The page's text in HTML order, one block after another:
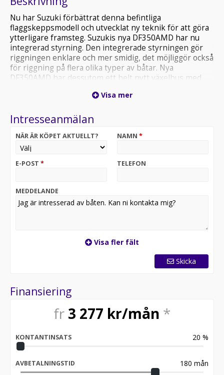
Nu har Suzuki förbättrat denna befintliga
flaggskeppsmodell och utvecklat ny teknik för att göra
ytterligare framsteg. Suzukis nya DF350AMD har nu
integrerad styrning. Den integrerade styrningen gör
riggningen enklare och mer smidig, det möjliggör också
för riggning på flera olika typer av båtar. Nya
DF350AMD har dessutom ett helt nytt växelhus med
KOMPRESSIONSFÖRHÅLLANDE 12,0:1 DIREKT
VENTILATIONSGALLER DUBBLA
PROPELLER DUBBLA VATTENINTAG STÖRRE OMVÄND
DRAGKRAFT FÖRBÄTTRAD MANÖVRERING I ALLA
https://www.suzukimarin.se/products/v6prestanda/
Visa mer
Intresseanmälan
NÄR ÄR KÖPET AKTUELLT? NAMN *
E-POST * TELEFON
MEDDELANDE
Visa fler fält
Skicka
Finansiering
fr 3 277 kr/mån *
KONTANTINSATS 20 %
AVBETALNINGSTID 180 mån